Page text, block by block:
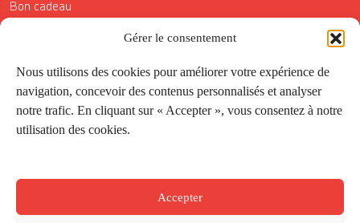
Gérer le consentement
Nous utilisons des cookies pour améliorer votre expérience de
navigation, concevoir des contenus personnalisés et analyser
notre trafic. En cliquant sur « Accepter », vous consentez à notre
utilisation des cookies.
Accepter
Bon cadeau
Conditions générales de vente
Réductions de la Carte Côté Courrier
Application